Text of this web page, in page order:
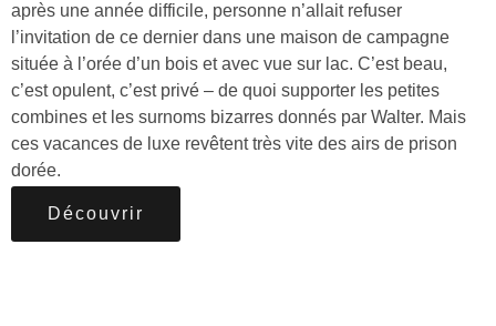
après une année difficile, personne n’allait refuser
l’invitation de ce dernier dans une maison de campagne
située à l’orée d’un bois et avec vue sur lac. C’est beau,
c’est opulent, c’est privé – de quoi supporter les petites
combines et les surnoms bizarres donnés par Walter. Mais
ces vacances de luxe revêtent très vite des airs de prison
dorée.
Découvrir